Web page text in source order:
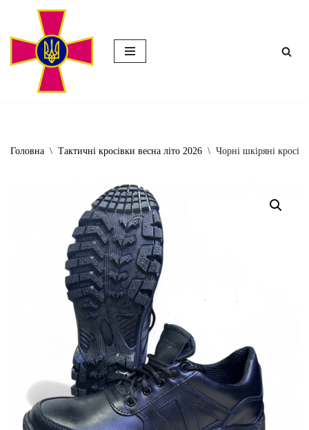
Перейти
Головна \ Тактичні кросівки весна літо 2026 \ Чорні шкіряні